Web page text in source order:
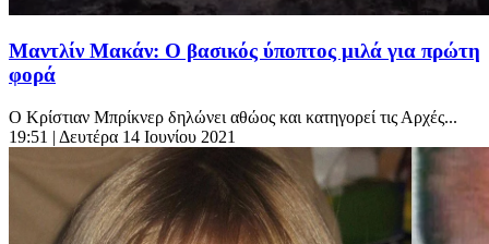
Μαντλίν Μακάν: Ο βασικός ύποπτος μιλά για πρώτη
φορά
Ο Κρίστιαν Μπρίκνερ δηλώνει αθώος και κατηγορεί τις Αρχές...
19:51 | Δευτέρα 14 Ιουνίου 2021